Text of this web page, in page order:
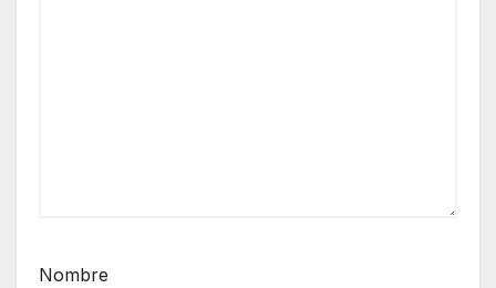
Nombre